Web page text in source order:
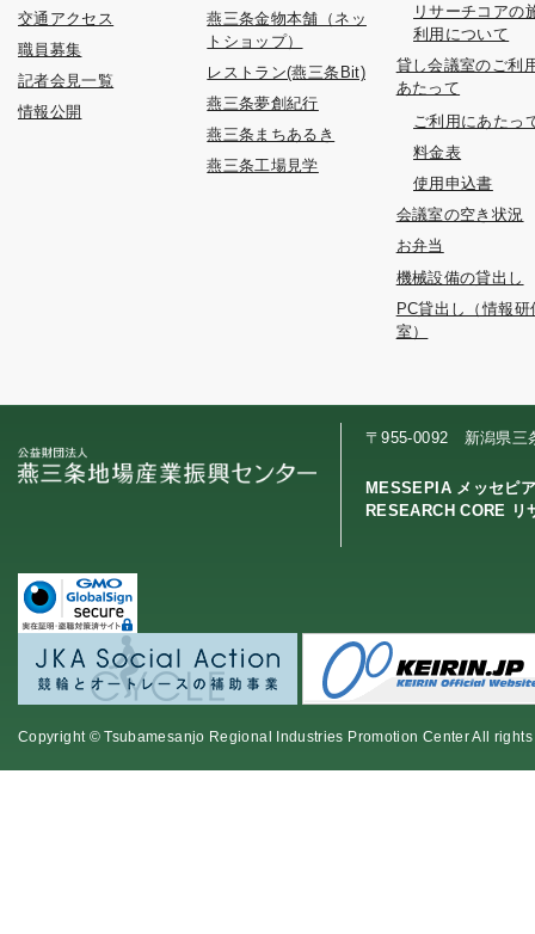
交通アクセス
職員募集
記者会見一覧
情報公開
燕三条金物本舗（ネッ
トショップ）
レストラン(燕三条Bit)
燕三条夢創紀行
燕三条まちあるき
燕三条工場見学
リサーチコアの
利用について
貸し会議室のご利
あたって
ご利用にあたっ
料金表
使用申込書
会議室の空き状況
お弁当
機械設備の貸出し
PC貸出し（情報研
室）
〒955-0092 新潟県三
MESSEPIA メッセピ
RESEARCH CORE リ
Copyright © Tsubamesanjo Regional Industries Promotion Center All